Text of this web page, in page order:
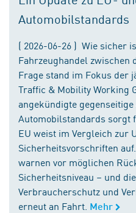
Automobilstandards
( 2026-06-26 ) Wie sicher
Fahrzeughandel zwischen
Frage stand im Fokus der
Traffic & Mobility Working
angekündigte
Automobilstandards sorgt
EU weist im Vergleich zur
Sicherheitsvorschriften
warnen vor möglichen
Sicherheitsniveau – und
Verbraucherschutz und
erneut an Fahrt. Mehr